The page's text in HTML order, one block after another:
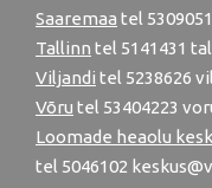
Saaremaa tel
Tallinn tel 5141431
Viljandi tel 5238626
Võru tel 53404223
Loomade heaolu
tel 5046102